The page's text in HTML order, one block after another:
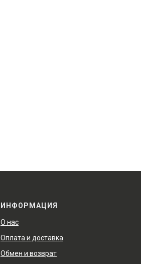
ИНФОРМАЦИЯ
О нас
Оплата и доставка
Обмен и возврат